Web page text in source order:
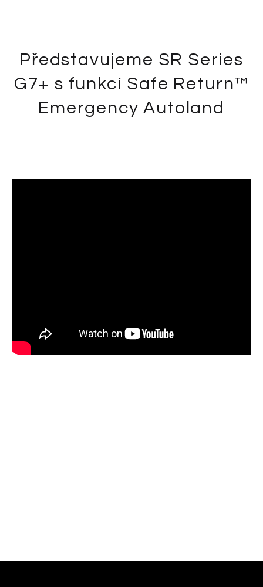
Představujeme SR Series
G7+ s funkcí Safe Return™
Emergency Autoland